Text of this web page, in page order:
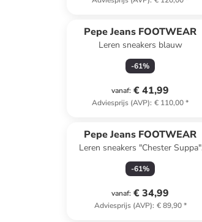
Pepe Jeans FOOTWEAR
Leren sneakers blauw
-61%
vanaf: € 41,99
Adviesprijs (AVP): € 110,00*
Pepe Jeans FOOTWEAR
Leren sneakers "Chester Suppa"
zwart
-61%
vanaf: € 34,99
Adviesprijs (AVP): € 89,90*